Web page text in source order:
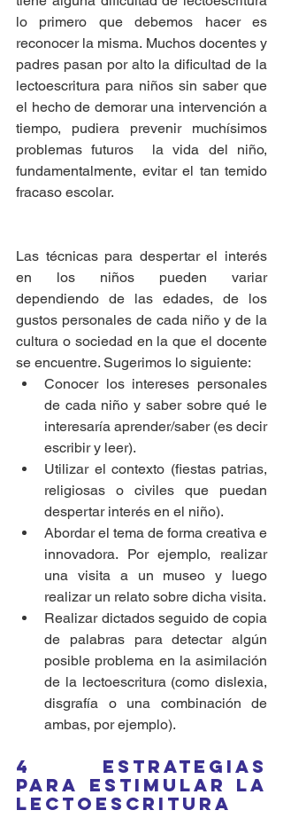
lo primero que debemos hacer es
reconocer la misma. Muchos docentes y
padres pasan por alto la dificultad de la
lectoescritura para niños sin saber que
el hecho de demorar una intervención a
tiempo, pudiera prevenir muchísimos
problemas futuros  la vida del niño,
fundamentalmente, evitar el tan temido
fracaso escolar.
Las técnicas para despertar el interés
en los niños pueden variar
dependiendo de las edades, de los
gustos personales de cada niño y de la
cultura o sociedad en la que el docente
se encuentre. Sugerimos lo siguiente:
Conocer los intereses personales
de cada niño y saber sobre qué le
interesaría aprender/saber (es decir
escribir y leer).
Utilizar el contexto (fiestas patrias,
religiosas o civiles que puedan
despertar interés en el niño).
Abordar el tema de forma creativa e
innovadora. Por ejemplo, realizar
una visita a un museo y luego
Realizar dictados seguido de copia
de palabras para detectar algún
posible problema en la asimilación
de la lectoescritura (como dislexia,
disgrafía o una combinación de
ambas, por ejemplo).
4 Estrategias
para estimular la
lectoescritura